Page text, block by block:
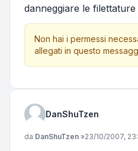
danneggiare le
Non hai i permessi
allegati in questo
DanShuTzen
Messaggio
da DanShuTzen »23/10/2007,